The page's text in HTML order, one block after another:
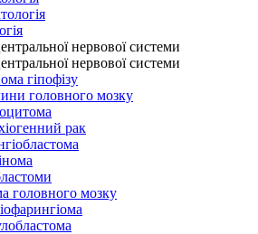
нервової системи
нервової системи
гіпофізу
головного мозку
рак
головного мозку